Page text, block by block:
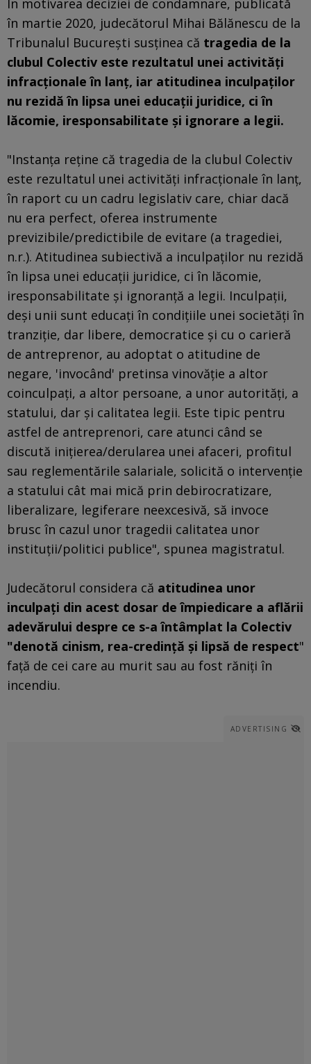
în martie 2020, judecătorul Mihai Bălănescu de la
Tribunalul Bucureşti susţinea că tragedia de la
clubul Colectiv este rezultatul unei activităţi
infracţionale în lanţ, iar atitudinea inculpaţilor
nu rezidă în lipsa unei educaţii juridice, ci în
lăcomie, iresponsabilitate şi ignorare a legii.
"Instanţa reţine că tragedia de la clubul Colectiv
este rezultatul unei activităţi infracţionale în lanţ,
în raport cu un cadru legislativ care, chiar dacă
nu era perfect, oferea instrumente
previzibile/predictibile de evitare (a tragediei,
n.r.). Atitudinea subiectivă a inculpaţilor nu rezidă
în lipsa unei educaţii juridice, ci în lăcomie,
iresponsabilitate şi ignoranţă a legii. Inculpaţii,
deşi unii sunt educaţi în condiţiile unei societăţi în
tranziţie, dar libere, democratice şi cu o carieră
de antreprenor, au adoptat o atitudine de
negare, 'invocând' pretinsa vinovăţie a altor
coinculpaţi, a altor persoane, a unor autorităţi, a
statului, dar şi calitatea legii. Este tipic pentru
astfel de antreprenori, care atunci când se
discută iniţierea/derularea unei afaceri, profitul
sau reglementările salariale, solicită o intervenţie
a statului cât mai mică prin debirocratizare,
liberalizare, legiferare neexcesivă, să invoce
brusc în cazul unor tragedii calitatea unor
instituţii/politici publice", spunea magistratul.
Judecătorul considera că atitudinea unor
inculpaţi din acest dosar de împiedicare a aflării
adevărului despre ce s-a întâmplat la Colectiv
"denotă cinism, rea-credinţă şi lipsă de respect"
faţă de cei care au murit sau au fost răniţi în
incendiu.
ADVERTISING